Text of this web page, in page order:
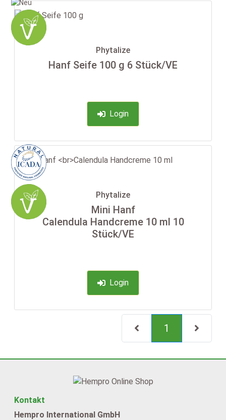
Phytalize
Hanf Seife 100 g 6 Stück/VE
Login
Phytalize
Mini Hanf
Calendula Handcreme 10 ml 10
Stück/VE
Login
1 (current)
Kontakt
Hempro International GmbH